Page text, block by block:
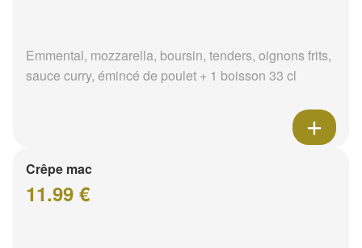
Emmental, mozzarella, boursin, tenders, oignons frits,
sauce curry, émincé de poulet + 1 boisson 33 cl
Crêpe mac
11.99 €